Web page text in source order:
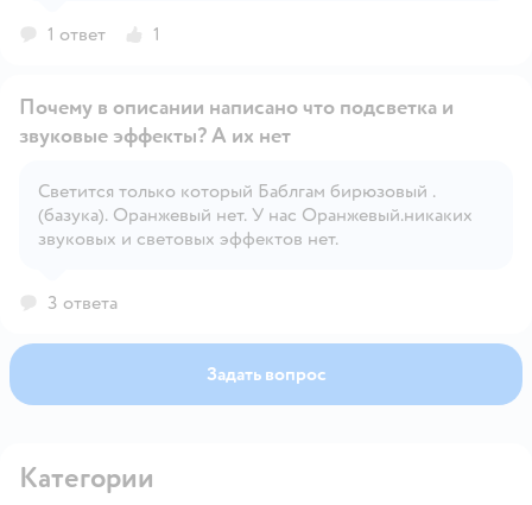
1 ответ 1
Открыть вопрос
Почему в описании написано что подсветка и
звуковые эффекты? А их нет
Светится только который Баблгам бирюзовый .
(базука). Оранжевый нет. У нас Оранжевый.никаких
звуковых и световых эффектов нет.
3 ответа
Задать вопрос
Категории